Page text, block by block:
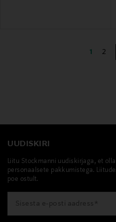
1 2
UUDISKIRI
Liitu Stockmanni uudiskirjaga, et
personaalsete pakkumistega.
poe ostult.